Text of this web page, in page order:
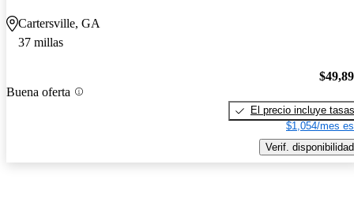
Cartersville, GA
37 millas
Buena oferta
El precio incluye tasas
$1,054/mes
Verif. disponibilidad